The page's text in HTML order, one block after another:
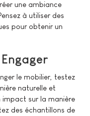
une ambiance
à utiliser des
pour obtenir un
le mobilier, testez
naturelle et
impact sur la manière
des échantillons de